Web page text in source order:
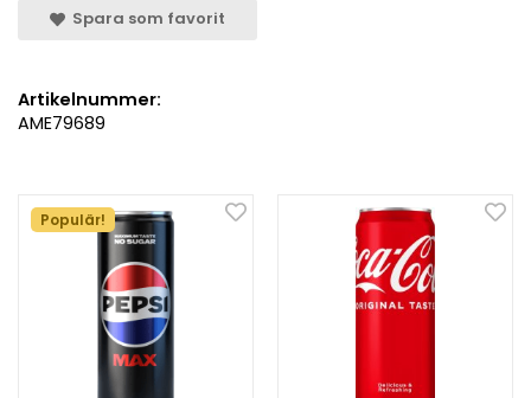
Spara som favorit
Artikelnummer:
AME79689
Populär!